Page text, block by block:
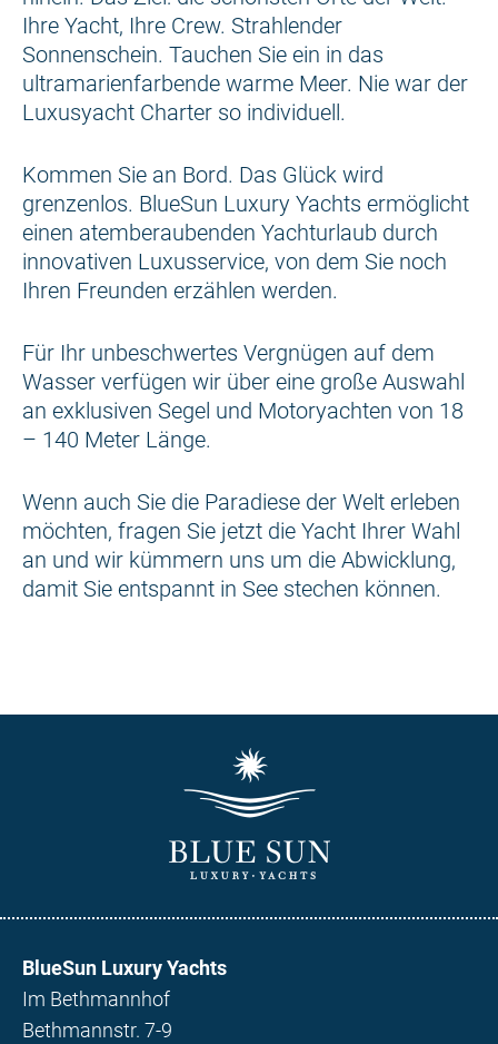
Ihre Yacht, Ihre Crew. Strahlender
Sonnenschein. Tauchen Sie ein in das
ultramarienfarbende warme Meer. Nie war der
Luxusyacht Charter so individuell.
Kommen Sie an Bord. Das Glück wird
grenzenlos. BlueSun Luxury Yachts ermöglicht
einen atemberaubenden Yachturlaub durch
innovativen Luxusservice, von dem Sie noch
Ihren Freunden erzählen werden.
Für Ihr unbeschwertes Vergnügen auf dem
Wasser verfügen wir über eine große Auswahl
an exklusiven Segel und Motoryachten von 18
– 140 Meter Länge.
Wenn auch Sie die Paradiese der Welt erleben
möchten, fragen Sie jetzt die Yacht Ihrer Wahl
an und wir kümmern uns um die Abwicklung,
damit Sie entspannt in See stechen können.
BlueSun Luxury Yachts
Im Bethmannhof
Bethmannstr. 7-9